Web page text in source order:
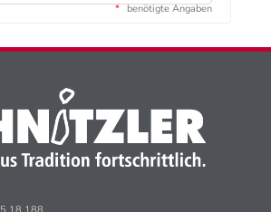
* benötigte Angaben